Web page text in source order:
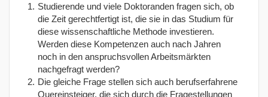
Studierende und viele Doktoranden fragen sich, ob
die Zeit gerechtfertigt ist, die sie in das Studium für
diese wissenschaftliche Methode investieren.
Werden diese Kompetenzen auch nach Jahren
noch in den anspruchsvollen Arbeitsmärkten
nachgefragt werden?
Die gleiche Frage stellen sich auch berufserfahrene
Quereinsteiger, die sich durch die Fragestellungen